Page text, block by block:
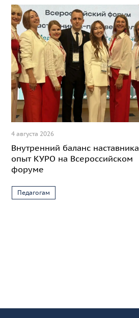
4 августа 2026
Внутренний баланс
опыт КУРО на Всероссийском
форуме
Педагогам